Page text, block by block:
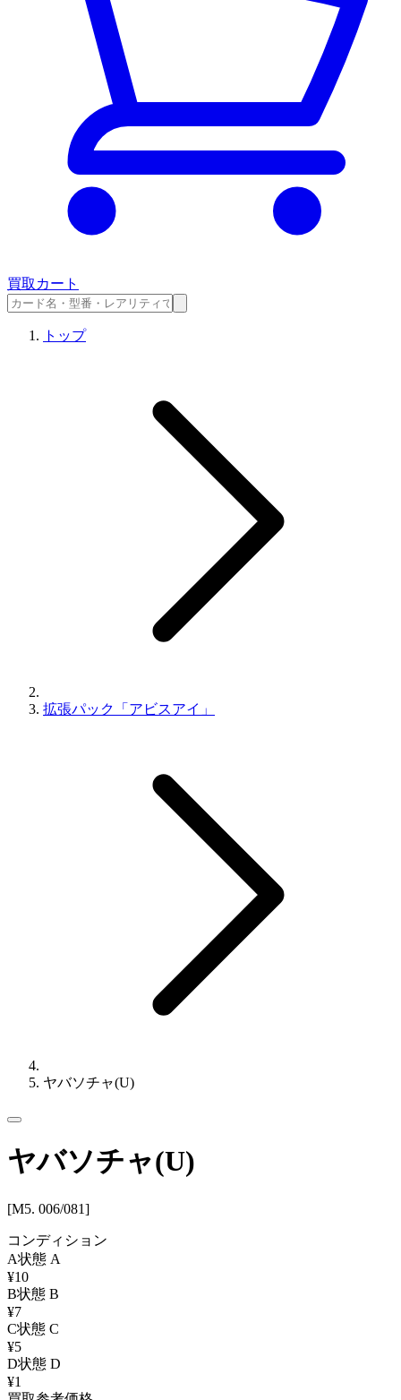
買取カート
トップ
拡張パック「アビスアイ」
ヤバソチャ(U)
ヤバソチャ(U)
[M5. 006/081]
コンディション
A状態 A
¥10
B状態 B
¥7
C状態 C
¥5
D状態 D
¥1